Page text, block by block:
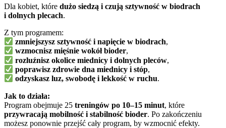
Dla kobiet, które dużo siedzą i czują sztywność w biodrach
i dolnych plecach.
Z tym programem:
zmniejszysz sztywność i napięcie w biodrach,
wzmocnisz mięśnie wokół bioder,
rozluźnisz okolice miednicy i dolnych pleców,
poprawisz zdrowie dna miednicy i stóp,
odzyskasz luz, swobodę i lekkość w ruchu.
Jak to działa:
Program obejmuje 25 treningów po 10–15 minut, które
przywracają mobilność i stabilność bioder. Po zakończeniu
możesz ponownie przejść cały program, by wzmocnić efekty.